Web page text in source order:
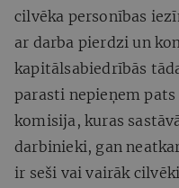
cilvēka personības
ar darba pierdzi un
kapitālsabiedrībās
parasti nepieņem
komisija, kuras
darbinieki, gan
ir seši vai vairāk